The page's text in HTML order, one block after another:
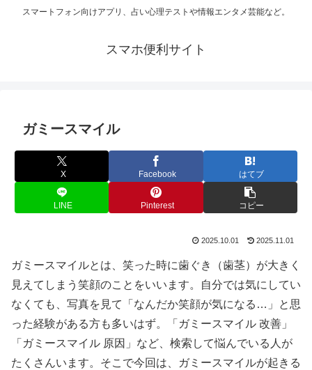
スマートフォン向けアプリ、占い心理テストや情報エンタメ芸能など。
スマホ便利サイト
ガミースマイル
X Facebook はてブ
LINE Pinterest コピー
2025.10.01 2025.11.01
ガミースマイルとは、笑った時に歯ぐき（歯茎）が大きく
見えてしまう笑顔のことをいいます。自分では気にしてい
なくても、写真を見て「なんだか笑顔が気になる…」と思
った経験がある方も多いはず。「ガミースマイル 改善」
「ガミースマイル 原因」など、検索して悩んでいる人が
たくさんいます。そこで今回は、ガミースマイルが起きる